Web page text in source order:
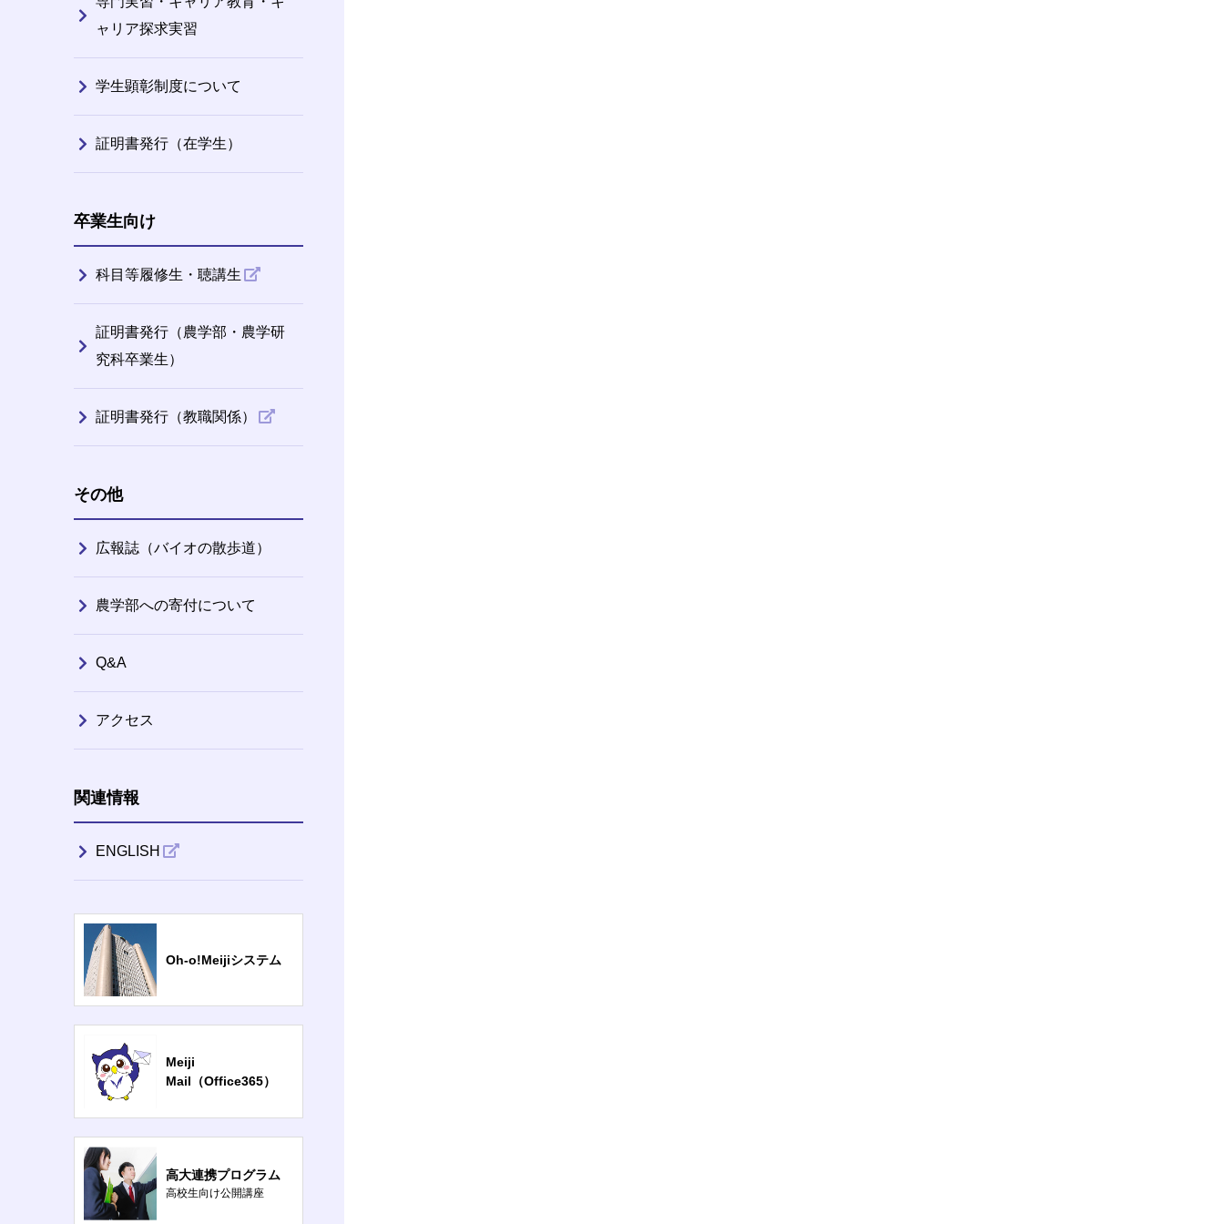
ャリア探求実習
学生顕彰制度について
証明書発行（在学生）
卒業生向け
科目等履修生・聴講生
証明書発行（農学部・農学研
究科卒業生）
証明書発行（教職関係）
その他
広報誌（バイオの散歩道）
農学部への寄付について
Q&A
アクセス
関連情報
ENGLISH
Oh-o!Meijiシステム
Meiji
Mail（Office365）
高大連携プログラム
高校生向け公開講座